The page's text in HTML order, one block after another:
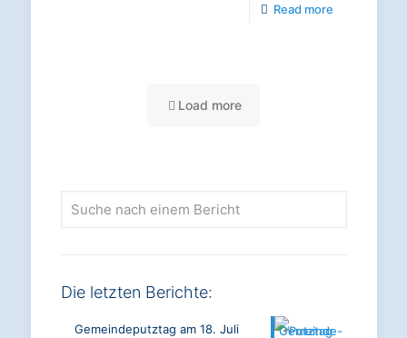
Read more-
Load more
nach
Die letzten Berichte:
Gemeindeputztag am 18. Juli